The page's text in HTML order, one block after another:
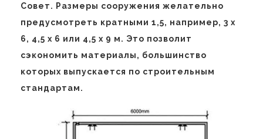
Совет. Размеры сооружения желательно
предусмотреть кратными 1,5, например, 3 х
6, 4,5 х 6 или 4,5 х 9 м. Это позволит
сэкономить материалы, большинство
которых выпускается по строительным
стандартам.